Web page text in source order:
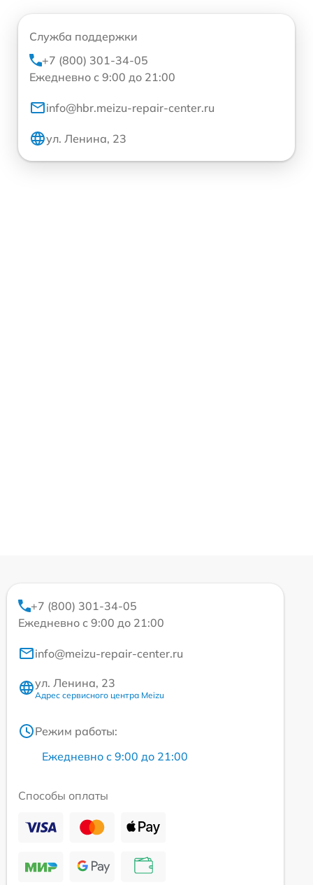
Служба поддержки
+7 (800) 301-34-05
Ежедневно с 9:00 до 21:00
info@hbr.meizu-repair-center.ru
ул. Ленина, 23
+7 (800) 301-34-05
Ежедневно с 9:00 до 21:00
info@meizu-repair-center.ru
ул. Ленина, 23
Адрес сервисного центра Meizu
Режим работы:
Ежедневно с 9:00 до 21:00
Способы оплаты